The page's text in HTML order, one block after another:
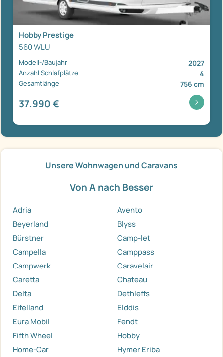
Hobby Prestige
560 WLU
Modell-/Baujahr 2027
Anzahl Schlafplätze 4
Gesamtlänge 756 cm
37.990 €
Unsere Wohnwagen und Caravans
Von A nach Besser
Adria
Avento
Beyerland
Blyss
Bürstner
Camp-let
Campella
Camppass
Campwerk
Caravelair
Caretta
Chateau
Delta
Dethleffs
Eifelland
Elddis
Eura Mobil
Fendt
Fifth Wheel
Hobby
Home-Car
Hymer Eriba